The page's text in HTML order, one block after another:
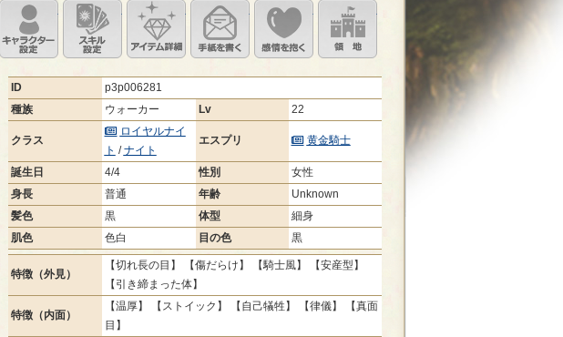
ステータス画像変更キャラクター設定
スキル設定 アイテム詳細手紙を書く このキャラクターに感情を抱く
ID
p3p006281
種族
ウォーカー Lv 22
クラス
ロイヤルナイ
ト /ナイト
エスプリ 黄金騎士
誕生日 4/4 性別
女性
身長
普通 年齢
Unknown
髪色
黒 体型
細身
肌色
色白 目の色 黒
特徴（外見）
【切れ長の目】 【傷だらけ】 【騎士風】 【安産型】
【引き締まった体】
特徴（内面）
【温厚】 【ストイック】 【自己犠牲】 【律儀】 【真面
目】